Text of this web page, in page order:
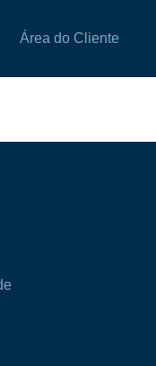
Área do Cliente